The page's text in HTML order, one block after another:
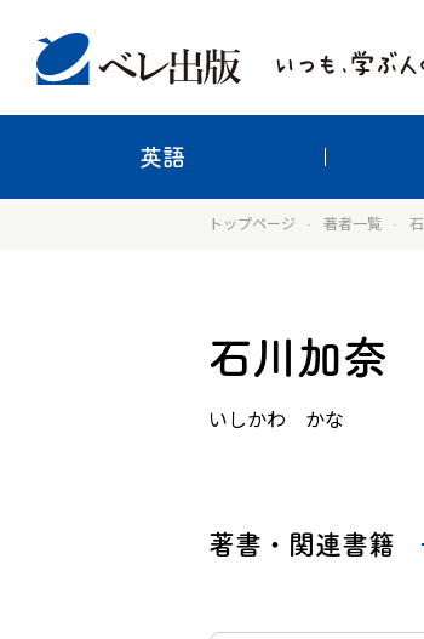
英語
トップページ 著者一覧
石川加奈
いしかわ かな
著書・関連書籍